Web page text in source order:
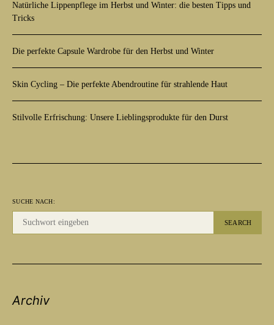
Natürliche Lippenpflege im Herbst und Winter: die besten Tipps und
Tricks
Die perfekte Capsule Wardrobe für den Herbst und Winter
Skin Cycling – Die perfekte Abendroutine für strahlende Haut
Stilvolle Erfrischung: Unsere Lieblingsprodukte für den Durst
SUCHE NACH:
SEARCH
Archiv